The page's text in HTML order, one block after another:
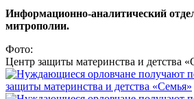
Информационно-аналитический
митрополии.
Фото:
Центр защиты материнства и детства